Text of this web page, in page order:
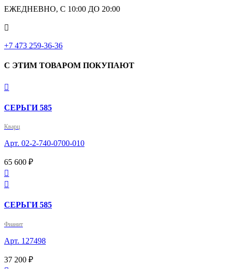
ЕЖЕДНЕВНО, С 10:00 ДО 20:00

‎+7 473 259-36-36
С ЭТИМ ТОВАРОМ ПОКУПАЮТ

СЕРЬГИ 585
Кварц
Арт. 02-2-740-0700-010
65 600 ₽


СЕРЬГИ 585
Фианит
Арт. 127498
37 200 ₽